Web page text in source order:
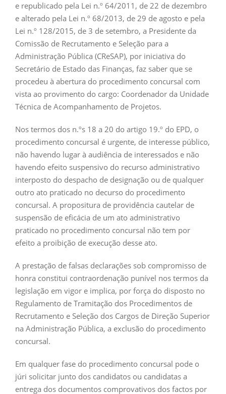
e republicado pela Lei n.º 64/2011, de 22 de dezembro
e alterado pela Lei n.º 68/2013, de 29 de agosto e pela
Lei n.º 128/2015, de 3 de setembro, a Presidente da
Comissão de Recrutamento e Seleção para a
Administração Pública (CReSAP), por iniciativa do
Secretário de Estado das Finanças, faz saber que se
procedeu à abertura do procedimento concursal com
vista ao provimento do cargo: Coordenador da Unidade
Técnica de Acompanhamento de Projetos.
Nos termos dos n.ºs 18 a 20 do artigo 19.º do EPD, o
procedimento concursal é urgente, de interesse público,
não havendo lugar à audiência de interessados e não
havendo efeito suspensivo do recurso administrativo
interposto do despacho de designação ou de qualquer
outro ato praticado no decurso do procedimento
concursal. A propositura de providência cautelar de
suspensão de eficácia de um ato administrativo
praticado no procedimento concursal não tem por
efeito a proibição de execução desse ato.
A prestação de falsas declarações sob compromisso de
honra constitui contraordenação punível nos termos da
legislação em vigor e implica, por força do disposto no
Regulamento de Tramitação dos Procedimentos de
Recrutamento e Seleção dos Cargos de Direção Superior
na Administração Pública, a exclusão do procedimento
concursal.
Em qualquer fase do procedimento concursal pode o
júri solicitar junto dos candidatos ou candidatas a
entrega dos documentos comprovativos dos factos por